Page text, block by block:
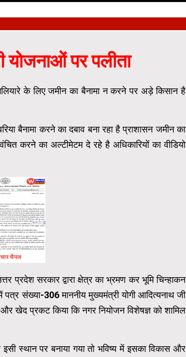
योजनाओं पर पलीता
के लिए जमीन का बैनामा न करने पर अड़े किसान है
बैनामा करने का दबाव बना रहा है प्राशासन जमीन का
करने का अल्टीमेटम दे रहे है अधिकारियों का वीडियो
प्रदेश सरकार द्वारा क्षेत्र का भ्रमण कर भूमि चिन्हाकन
संख्या-306 माननीय मुख्यमंत्री योगी आदित्यनाथ जी
और खेद प्रकट किया कि नगर नियोजन विशेषज्ञ को शामिल
स्थान पर बनाया गया तो भविष्य में इसका विकास और